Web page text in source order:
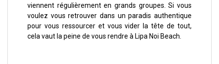
viennent régulièrement en grands groupes. Si vous
voulez vous retrouver dans un paradis authentique
pour vous ressourcer et vous vider la tête de tout,
cela vaut la peine de vous rendre à Lipa Noi Beach.